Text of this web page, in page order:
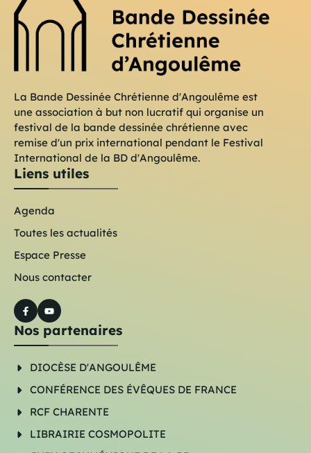
La Bande Dessinée Chrétienne d'Angoulême est
une association à but non lucratif qui organise un
festival de la bande dessinée chrétienne avec
remise d'un prix international pendant le Festival
International de la BD d'Angoulême.
Liens utiles
Agenda
Toutes les actualités
Espace Presse
Nous contacter
Nos partenaires
DIOCÈSE D'ANGOULÊME
CONFÉRENCE DES ÉVÊQUES DE FRANCE
RCF CHARENTE
LIBRAIRIE COSMOPOLITE